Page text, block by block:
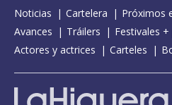
Noticias Cartelera Próximos
Avances
Tráilers
Festivales
Actores y actrices
Carteles